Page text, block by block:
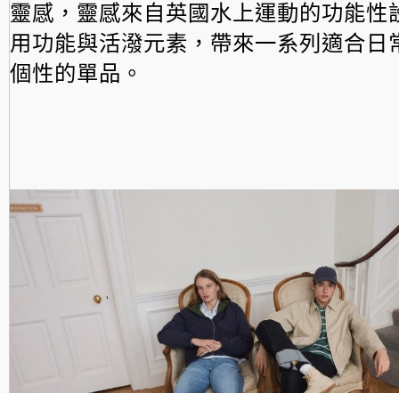
靈感， 靈感來自英國水上運動的功能性
用功能與活潑元素， 帶來一系列適合日
個性的單品。